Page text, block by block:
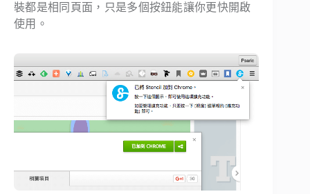
裝都是相同頁面，只是多個按鈕能讓你更快開啟
使用。